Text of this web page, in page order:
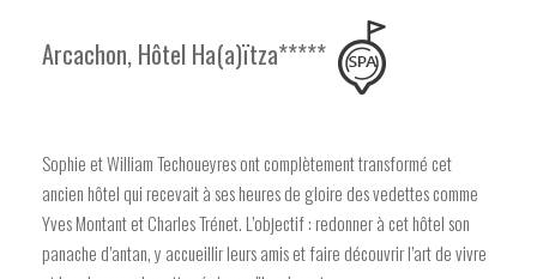
Arcachon, Hôtel Ha(a)ïtza*****
Sophie et William Techoueyres ont complètement transformé cet
ancien hôtel qui recevait à ses heures de gloire des vedettes comme
Yves Montant et Charles Trénet. L’objectif : redonner à cet hôtel son
panache d’antan, y accueillir leurs amis et faire découvrir l’art de vivre